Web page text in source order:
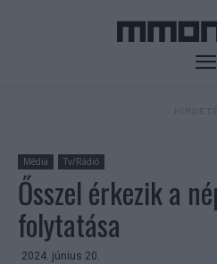
Média Tv/Rádió
Ősszel érkezik a
folytatása
2024. június 20.